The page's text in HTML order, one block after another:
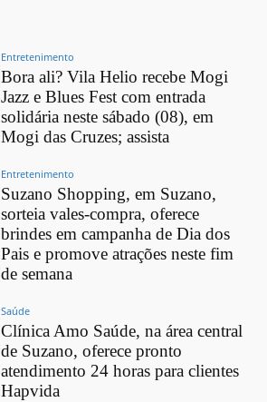
Entretenimento
Bora ali? Vila Helio recebe Mogi
Jazz e Blues Fest com entrada
solidária neste sábado (08), em
Mogi das Cruzes; assista
Entretenimento
Suzano Shopping, em Suzano,
sorteia vales-compra, oferece
brindes em campanha de Dia dos
Pais e promove atrações neste fim
de semana
Saúde
Clínica Amo Saúde, na área central
de Suzano, oferece pronto
atendimento 24 horas para clientes
Hapvida